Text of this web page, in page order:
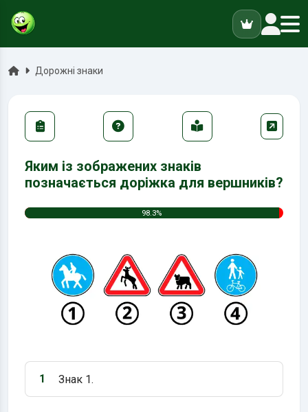
ГоловнаДорожні знаки
Яким із зображених знаків
позначається доріжка для вершників?
98.3%
Варіант 1:
1 Знак 1.